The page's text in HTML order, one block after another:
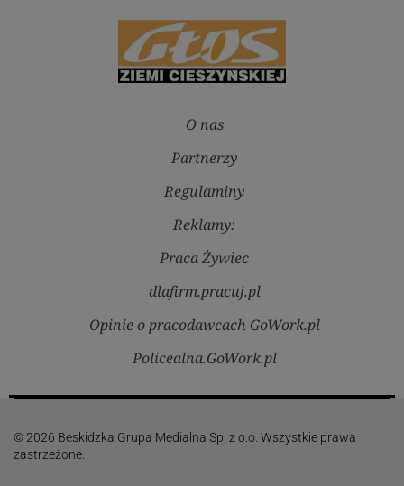
O nas
Partnerzy
Regulaminy
Reklamy:
Praca Żywiec
dlafirm.pracuj.pl
Opinie o pracodawcach GoWork.pl
Policealna.GoWork.pl
© 2026 Beskidzka Grupa Medialna Sp. z o.o. Wszystkie prawa
zastrzeżone.